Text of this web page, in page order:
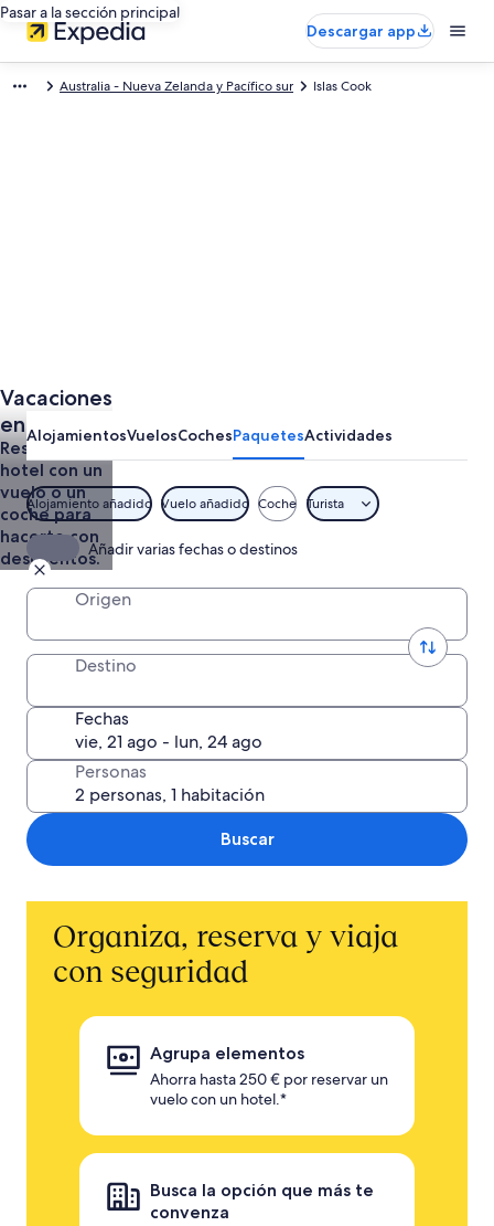
Pasar a la sección principal
Descargar app
Australia - Nueva Zelanda y Pacífico sur Islas Cook
Vacaciones
en Islas
Cook
Reserva el
hotel con un
vuelo o un
coche para
hacerte con
descuentos.
AlojamientosVuelosCochesPaquetesActividades
Alojamiento añadido Vuelo añadido Coche Turista
Añadir varias fechas o destinos
Origen
Destino
Fechas
Personas
Buscar
Organiza, reserva y viaja
con seguridad
Agrupa elementos
Ahorra hasta 250 € por reservar un
vuelo con un hotel.*
Busca la opción que más te
convenza